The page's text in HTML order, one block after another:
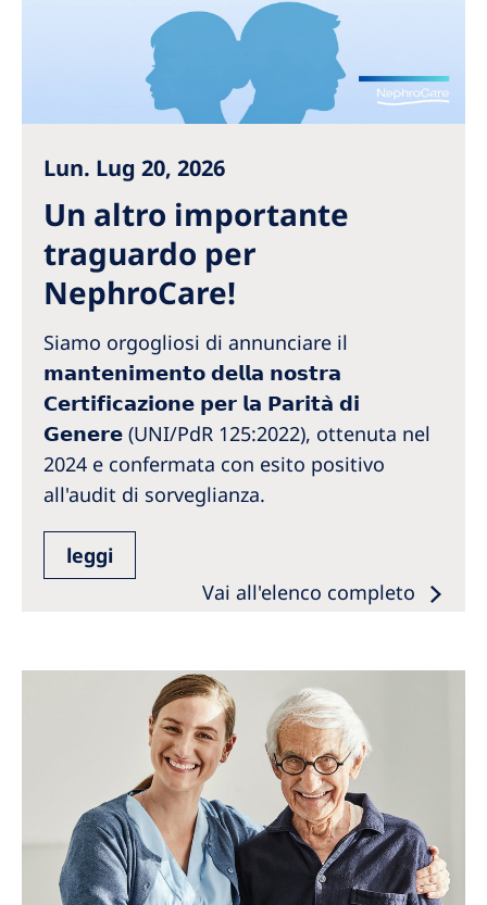
Australia
North America
NephroCare International
Global Website
Lun. Lug 20, 2026
Un altro importante
traguardo per
NephroCare!
Siamo orgogliosi di annunciare il
𝗺𝗮𝗻𝘁𝗲𝗻𝗶𝗺𝗲𝗻𝘁𝗼 𝗱𝗲𝗹𝗹𝗮 𝗻𝗼𝘀𝘁𝗿𝗮
𝗖𝗲𝗿𝘁𝗶𝗳𝗶𝗰𝗮𝘇𝗶𝗼𝗻𝗲 𝗽𝗲𝗿 𝗹𝗮 𝗣𝗮𝗿𝗶𝘁𝗮̀ 𝗱𝗶
𝗚𝗲𝗻𝗲𝗿𝗲 (UNI/PdR 125:2022), ottenuta nel
2024 e confermata con esito positivo
all'audit di sorveglianza.
leggi
Vai all'elenco completo